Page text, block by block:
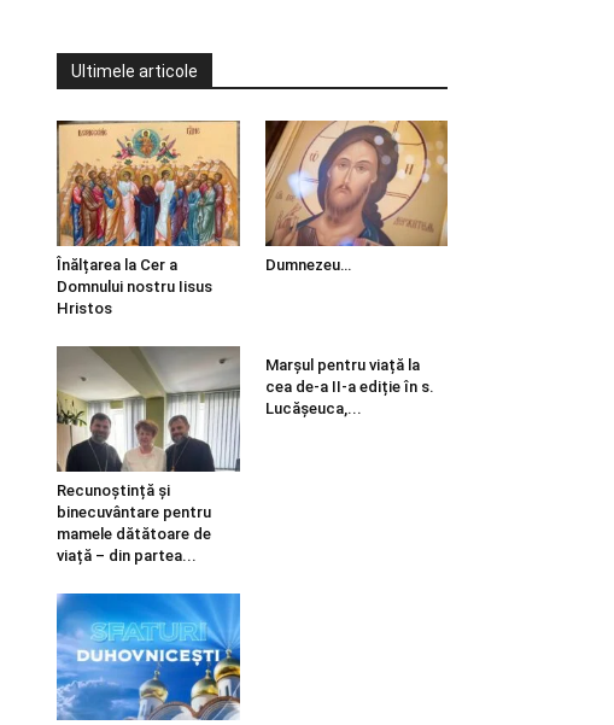
Ultimele articole
Înălțarea la Cer a
Domnului nostru Iisus
Hristos
Dumnezeu…
Recunoștință și
binecuvântare pentru
mamele dătătoare de
viață – din partea...
Marșul pentru viață la
cea de-a II-a ediție în s.
Lucășeuca,...